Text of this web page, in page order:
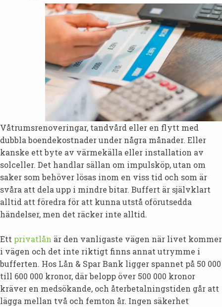
Våtrumsrenoveringar, tandvård eller en flytt med
dubbla boendekostnader under några månader. Eller
kanske ett byte av värmekälla eller installation av
solceller. Det handlar sällan om impulsköp, utan om
saker som behöver lösas inom en viss tid och som är
svåra att dela upp i mindre bitar. Buffert är självklart
alltid att föredra för att kunna utstå oförutsedda
händelser, men det räcker inte alltid.
Ett privatlån är den vanligaste vägen när livet kommer
i vägen och det inte riktigt finns annat utrymme i
bufferten. Hos Lån & Spar Bank ligger spannet på 50 000
till 600 000 kronor, där belopp över 500 000 kronor
kräver en medsökande, och återbetalningstiden går att
lägga mellan två och femton år. Ingen säkerhet